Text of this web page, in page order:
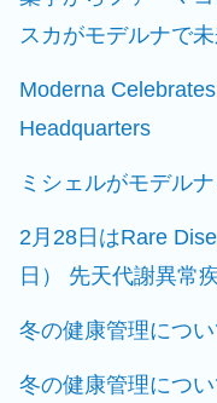
スカがモデルナで
Moderna
Headquarters
ミシェルがモデル
2月28日はRare
日） 先天代謝異常
冬の健康管理につい
冬の健康管理につい